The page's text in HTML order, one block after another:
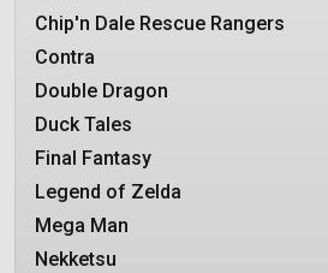
Chip'n Dale Rescue Rangers
Contra
Double Dragon
Duck Tales
Final Fantasy
Legend of Zelda
Mega Man
Nekketsu